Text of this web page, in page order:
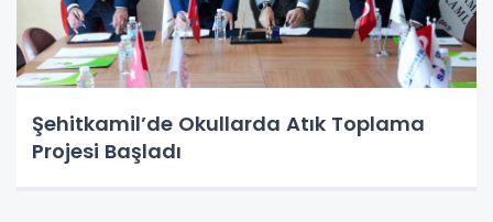
Şehitkamil’de Okullarda Atık Toplama
Projesi Başladı